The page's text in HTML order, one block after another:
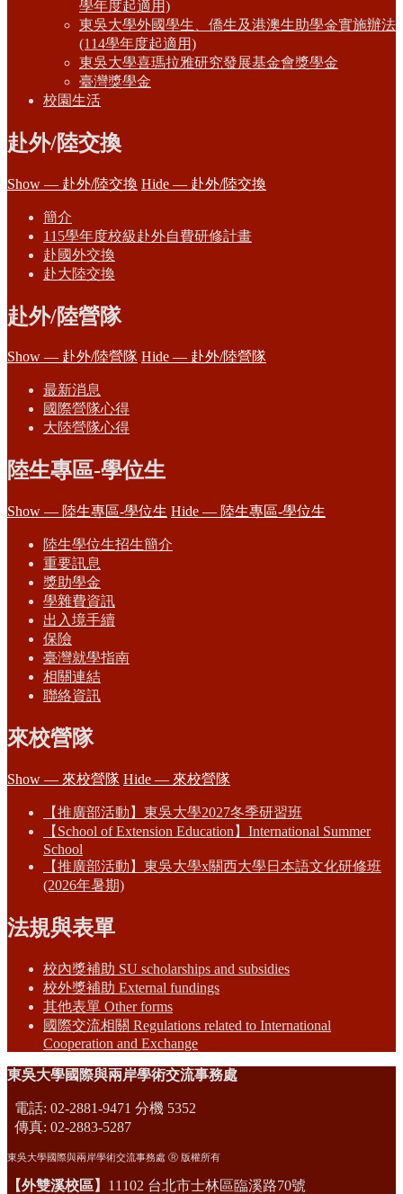
學年度起適用)
東吳大學外國學生、僑生及港澳生助學金實施辦法
(114學年度起適用)
東吳大學喜瑪拉雅研究發展基金會獎學金
臺灣獎學金
校園生活
赴外/陸交換
Show — 赴外/陸交換 Hide — 赴外/陸交換
簡介
115學年度校級赴外自費研修計畫
赴國外交換
赴大陸交換
赴外/陸營隊
Show — 赴外/陸營隊 Hide — 赴外/陸營隊
最新消息
國際營隊心得
大陸營隊心得
陸生專區-學位生
Show — 陸生專區-學位生 Hide — 陸生專區-學位生
陸生學位生招生簡介
重要訊息
獎助學金
學雜費資訊
出入境手續
保險
臺灣就學指南
相關連結
聯絡資訊
來校營隊
Show — 來校營隊 Hide — 來校營隊
【推廣部活動】東吳大學2027冬季研習班
【School of Extension Education】International Summer
School
【推廣部活動】東吳大學x關西大學日本語文化研修班
(2026年暑期)
法規與表單
校內獎補助 SU scholarships and subsidies
校外獎補助 External fundings
其他表單 Other forms
國際交流相關 Regulations related to International
Cooperation and Exchange
東吳大學國際與兩岸學術交流事務處
電話: 02-2881-9471 分機 5352
傳真: 02-2883-5287
東吳大學國際與兩岸學術交流事務處 Ⓡ 版權所有
【外雙溪校區】 11102 台北市士林區臨溪路70號